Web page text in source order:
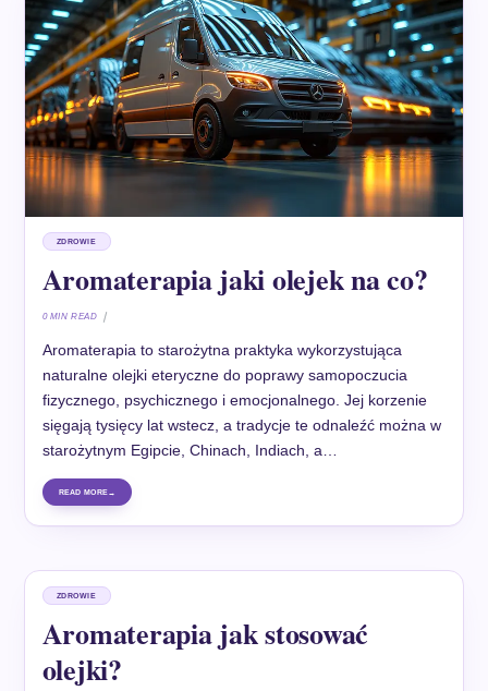
ZDROWIE
Aromaterapia jaki olejek na co?
0 MIN READ
Aromaterapia to starożytna praktyka wykorzystująca
naturalne olejki eteryczne do poprawy samopoczucia
fizycznego, psychicznego i emocjonalnego. Jej korzenie
sięgają tysięcy lat wstecz, a tradycje te odnaleźć można w
starożytnym Egipcie, Chinach, Indiach, a…
READ MORE
ZDROWIE
Aromaterapia jak stosować
olejki?